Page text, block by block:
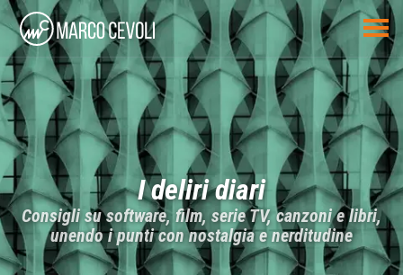
I deliri diari
Consigli su software, film, serie TV, canzoni e libri,
unendo i punti con nostalgia e nerditudine